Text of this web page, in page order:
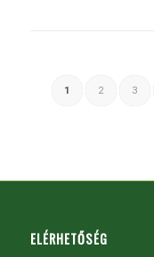
1 2 3
ELÉRHETŐSÉG